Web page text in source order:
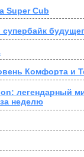
Super Cub
Комфорта и
легендарный
неделю